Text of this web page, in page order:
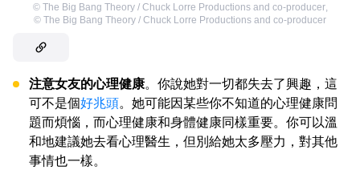
© The Big Bang Theory / Chuck Lorre Productions and co-producer,
© The Big Bang Theory / Chuck Lorre Productions and co-producer
注意女友的心理健康。你說她對一切都失去了興趣，這
可不是個好兆頭。她可能因某些你不知道的心理健康問
題而煩惱，而心理健康和身體健康同樣重要。你可以溫
和地建議她去看心理醫生，但別給她太多壓力，對其他
事情也一樣。